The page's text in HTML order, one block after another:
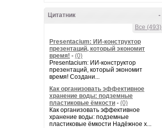
-
Цитатник
Все (493)
Presentacium: ИИ‑конструктор
презентаций, который экономит
время! - (0)
Presentacium: ИИ‑конструктор
презентаций, который экономит
время! Создани...
Как организовать эффективное
хранение воды: подземные
пластиковые ёмкости - (0)
Как организовать эффективное
хранение воды: подземные
пластиковые ёмкости Надёжное х...